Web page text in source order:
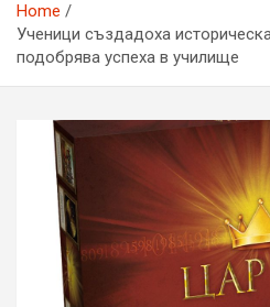
Home
Ученици създадоха
подобрява успеха в училище